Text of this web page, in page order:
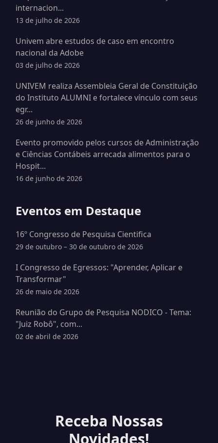
internacion...
13 de julho de 2026
Univem abre estudos de caso em encontro
nacional da Adobe
03 de julho de 2026
UNIVEM realiza Assembleia Geral de Constituição
do Instituto ALUMNI e fortalece vínculo com seus
egr...
26 de junho de 2026
Evento promovido pelos cursos de Administração
e Ciências Contábeis arrecada alimentos para o
Hospit...
16 de junho de 2026
Eventos em Destaque
16º Congresso de Pesquisa Cientifica
29 de outubro – 30 de outubro de 2026
I Congresso de Egressos: "Aprender, Aplicar e
Transformar"
26 de maio de 2026
Reunião do Grupo de Pesquisa NODICO - Tema:
"Juiz Robô", com...
02 de abril de 2026
Receba Nossas
Novidades!